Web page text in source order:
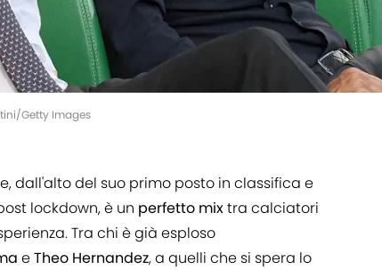
Getty Images
dall'alto del suo primo posto in classifica e
lockdown, è un perfetto mixtra calciatori
Tra chi è già esploso
eTheo Hernandez, a quelli che si spera lo